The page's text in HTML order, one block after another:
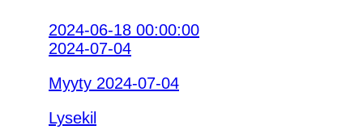
2024-06-18 00:00:00
2024-07-04
Myyty 2024-07-04
Lysekil